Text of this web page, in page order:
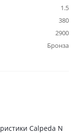
1.5
380
2900
Бронза
Calpeda N